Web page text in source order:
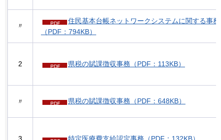
〃
住民基本台帳ネットワークシステムに関する事務
（PDF：794KB）
2 県税の賦課徴収事務（PDF：113KB）
〃 県税の賦課徴収事務（PDF：648KB）
3 特定医療費支給認定事務（PDF：132KB）